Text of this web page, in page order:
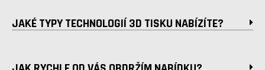
JAKÉ TYPY TECHNOLOGIÍ 3D TISKU NABÍZÍTE?